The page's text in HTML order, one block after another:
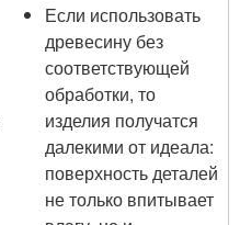
Если использовать
древесину без
соответствующей
обработки, то
изделия получатся
далекими от идеала:
поверхность деталей
не только впитывает